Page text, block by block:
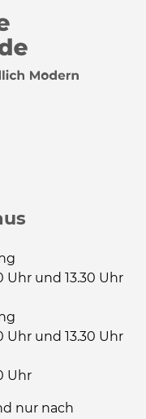
Uhr und 13.30 Uhr
Uhr und 13.30 Uhr
Uhr
nur nach